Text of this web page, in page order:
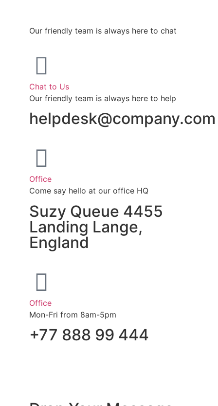
Our friendly team is always here to chat
Chat to Us
Our friendly team is always here to help
helpdesk@company.com
Office
Come say hello at our office HQ
Suzy Queue 4455
Landing Lange,
England
Office
Mon-Fri from 8am-5pm
+77 888 99 444